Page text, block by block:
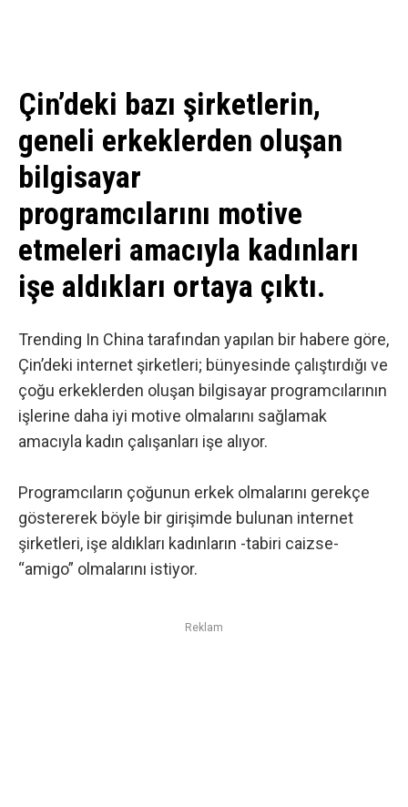
Çin’deki bazı şirketlerin,
geneli erkeklerden oluşan
bilgisayar
programcılarını motive
etmeleri amacıyla kadınları
işe aldıkları ortaya çıktı.
Trending In Chinatarafından yapılan bir habere göre,
Çin’deki internet şirketleri; bünyesinde çalıştırdığı ve
çoğu erkeklerden oluşan bilgisayar programcılarının
işlerine daha iyi motive olmalarını sağlamak
amacıyla kadın çalışanları işe alıyor.
Programcıların çoğunun erkek olmalarını gerekçe
göstererek böyle bir girişimde bulunan internet
şirketleri, işe aldıkları kadınların -tabiri caizse-
“amigo” olmalarını istiyor.
Reklam